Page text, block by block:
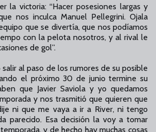
la victoria: “Hacer posesiones largas y
nos inculca Manuel Pellegrini. Ojala
que se divertía, que nos podíamos
con la pelota nosotros, y al rival le
de gol”.
salir al paso de los rumores de su posible
el próximo 30 de junio termine su
que Javier Saviola y yo quedamos
y nos trasmitió que quieren que
ni que me vaya a ir a River, ni tengo
parecido. Esa decisión la voy a tomar
y de hecho hay muchas cosas